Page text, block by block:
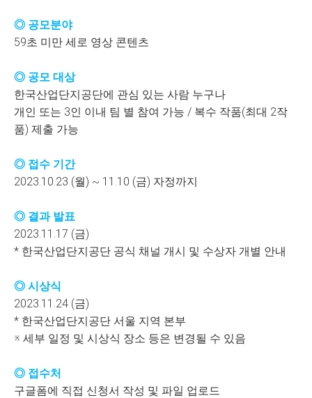
◎ 공모분야
59초 미만 세로 영상 콘텐츠
◎ 공모 대상
한국산업단지공단에 관심 있는 사람 누구나
개인 또는 3인 이내 팀 별 참여 가능 / 복수 작품(최대 2작
품) 제출 가능
◎ 접수 기간
2023.10.23 (월) ~ 11.10 (금) 자정까지
◎ 결과 발표
2023.11.17 (금)
* 한국산업단지공단 공식 채널 개시 및 수상자 개별 안내
◎ 시상식
2023.11.24 (금)
* 한국산업단지공단 서울 지역 본부
※ 세부 일정 및 시상식 장소 등은 변경될 수 있음
◎ 접수처
구글폼에 직접 신청서 작성 및 파일 업로드